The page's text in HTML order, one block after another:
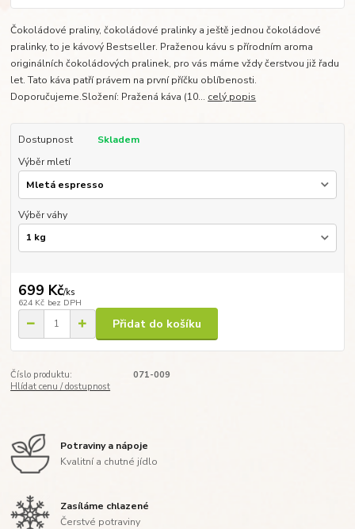
Čokoládové praliny, čokoládové pralinky a ještě jednou čokoládové
pralinky, to je kávový Bestseller. Praženou kávu s přírodním aroma
originálních čokoládových pralinek, pro vás máme vždy čerstvou již řadu
let. Tato káva patří právem na první příčku oblíbenosti.
Doporučujeme.Složení: Pražená káva (10... celý popis
Dostupnost
Skladem
Výběr mletí
Výběr váhy
699 Kč/ks
624 Kč bez DPH
Přidat do košíku
Číslo produktu:
071-009
Hlídat cenu / dostupnost
Potraviny a nápoje
Kvalitní a chutné jídlo
Zasíláme chlazené
Čerstvé potraviny